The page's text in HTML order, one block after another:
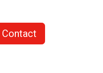
Contact